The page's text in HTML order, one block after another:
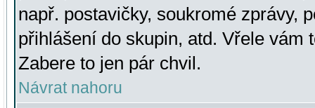
např. postavičky, soukromé zprávy,
přihlášení do skupin, atd. Vřele vám
Zabere to jen pár chvil.
Návrat nahoru